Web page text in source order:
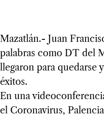
Mazatlán.- Juan
palabras como DT del
llegaron para quedarse
éxitos.
En una
el Coronavirus,